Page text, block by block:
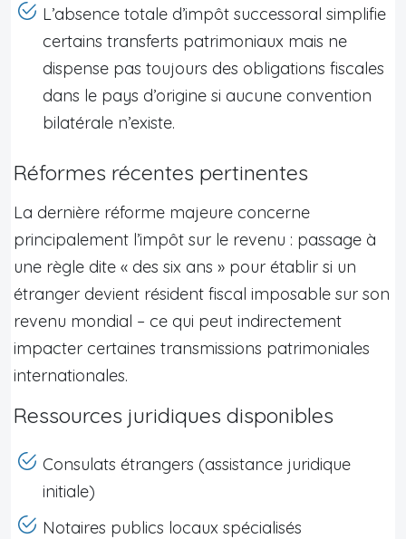
L’absence totale d’impôt successoral simplifie
certains transferts patrimoniaux mais ne
dispense pas toujours des obligations fiscales
dans le pays d’origine si aucune convention
bilatérale n’existe.
Réformes récentes pertinentes
La dernière réforme majeure concerne
principalement l’impôt sur le revenu : passage à
une règle dite « des six ans » pour établir si un
étranger devient résident fiscal imposable sur son
revenu mondial – ce qui peut indirectement
impacter certaines transmissions patrimoniales
internationales.
Ressources juridiques disponibles
Consulats étrangers (assistance juridique
initiale)
Notaires publics locaux spécialisés